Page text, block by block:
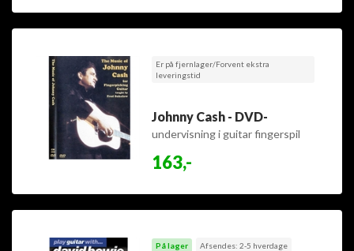
Er på fjernlager/Forvent ekstra
leveringstid
Johnny Cash - DVD-
undervisning i guitar fingerspil
163,-
På lager Afsendes: 2-5 hverdage